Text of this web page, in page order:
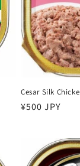
Cesar Silk
سعر
¥500 JPY